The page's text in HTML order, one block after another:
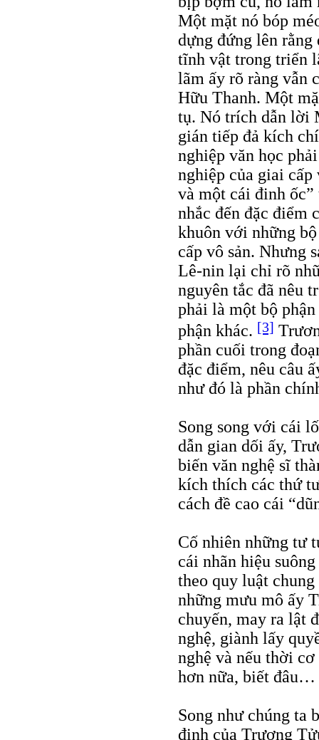
Một mặt nó bóp
dựng đứng lên
tĩnh vật trong triển
lãm ấy rõ ràng vẫn
Hữu Thanh. Một
tụ. Nó trích dẫn lời
gián tiếp đả kích
nghiệp văn học
nghiệp của giai cấp
và một cái đinh
nhắc đến đặc điểm
khuôn với những
cấp vô sản. Nhưng
Lê-nin lại chỉ rõ
nguyên tắc đã nêu
phải là một bộ
phận khác. [3]
phần cuối trong
đặc điểm, nêu câu
như đó là phần
Song song với cái
dẫn gian dối ấy,
biến văn nghệ sĩ
kích thích các thứ
cách đề cao cái
Cố nhiên những tư
cái nhãn hiệu
theo quy luật
những mưu mô ấy
chuyến, may ra lật
nghệ, giành lấy
nghệ và nếu thời
hơn nữa, biết đâu…
Song như chúng ta
định của Trương